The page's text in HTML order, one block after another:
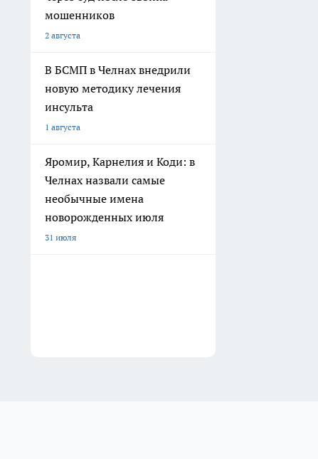
мошенников
2 августа
В БСМП в Челнах внедрили
новую методику лечения
инсульта
1 августа
Яромир, Карнелия и Коди: в
Челнах назвали самые
необычные имена
новорожденных июля
31 июля